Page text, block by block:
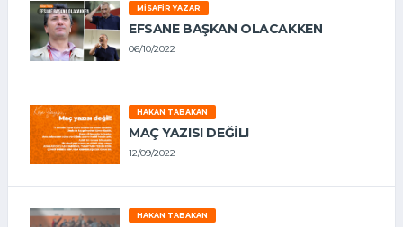
MISAFIR YAZAR
EFSANE BAŞKAN OLACAKKEN
06/10/2022
HAKAN TABAKAN
MAÇ YAZISI DEĞİL!
12/09/2022
HAKAN TABAKAN